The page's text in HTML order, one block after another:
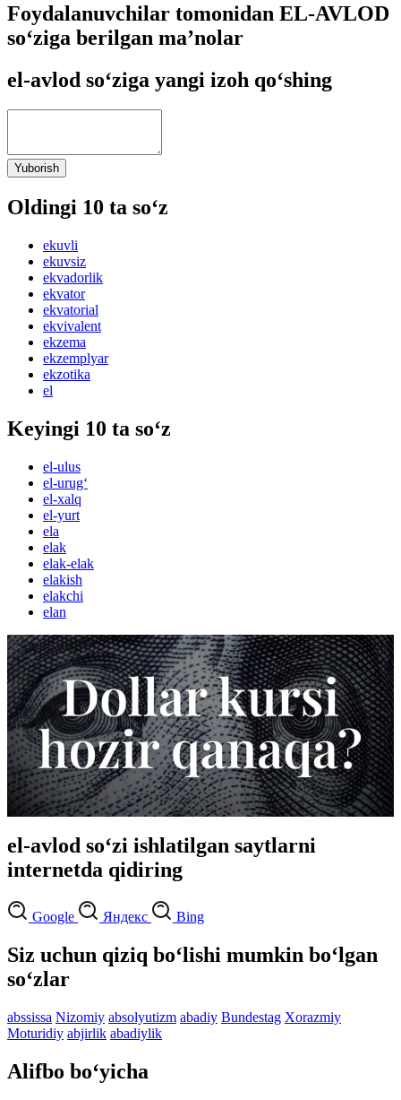
Foydalanuvchilar tomonidan EL-AVLOD
so‘ziga berilgan ma’nolar
el-avlod so‘ziga yangi izoh qo‘shing
Yuborish
Oldingi 10 ta so‘z
ekuvli
ekuvsiz
ekvadorlik
ekvator
ekvatorial
ekvivalent
ekzema
ekzemplyar
ekzotika
el
Keyingi 10 ta so‘z
el-ulus
el-urug‘
el-xalq
el-yurt
ela
elak
elak-elak
elakish
elakchi
elan
el-avlod so‘zi ishlatilgan saytlarni
internetda qidiring
Google Яндекс Bing
Siz uchun qiziq bo‘lishi mumkin bo‘lgan
so‘zlar
abssissa Nizomiy absolyutizm abadiy Bundestag Xorazmiy
Moturidiy abjirlik abadiylik
Alifbo bo‘yicha